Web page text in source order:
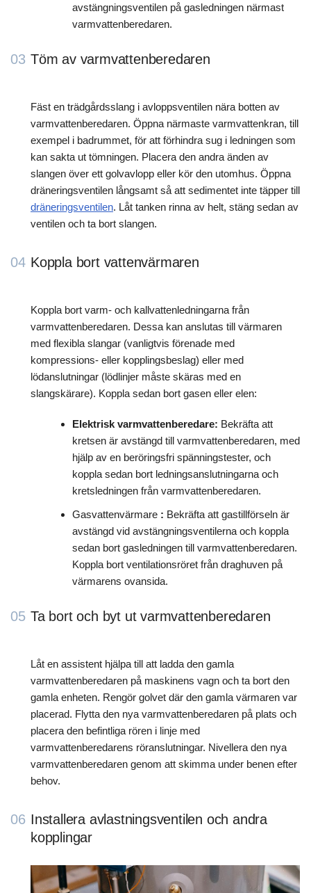
avstängningsventilen på gasledningen närmast
varmvattenberedaren.
03 Töm av varmvattenberedaren
Fäst en trädgårdsslang i avloppsventilen nära botten av
varmvattenberedaren. Öppna närmaste varmvattenkran, till
exempel i badrummet, för att förhindra sug i ledningen som
kan sakta ut tömningen. Placera den andra änden av
slangen över ett golvavlopp eller kör den utomhus. Öppna
dräneringsventilen långsamt så att sedimentet inte täpper till
dräneringsventilen. Låt tanken rinna av helt, stäng sedan av
ventilen och ta bort slangen.
04 Koppla bort vattenvärmaren
Koppla bort varm- och kallvattenledningarna från
varmvattenberedaren. Dessa kan anslutas till värmaren
med flexibla slangar (vanligtvis förenade med
kompressions- eller kopplingsbeslag) eller med
lödanslutningar (lödlinjer måste skäras med en
slangskärare). Koppla sedan bort gasen eller elen:
Elektrisk varmvattenberedare: Bekräfta att
kretsen är avstängd till varmvattenberedaren, med
hjälp av en beröringsfri spänningstester, och
koppla sedan bort ledningsanslutningarna och
kretsledningen från varmvattenberedaren.
Gasvattenvärmare : Bekräfta att gastillförseln är
avstängd vid avstängningsventilerna och koppla
sedan bort gasledningen till varmvattenberedaren.
Koppla bort ventilationsröret från draghuven på
värmarens ovansida.
05 Ta bort och byt ut varmvattenberedaren
Låt en assistent hjälpa till att ladda den gamla
varmvattenberedaren på maskinens vagn och ta bort den
gamla enheten. Rengör golvet där den gamla värmaren var
placerad. Flytta den nya varmvattenberedaren på plats och
placera den befintliga rören i linje med
varmvattenberedarens röranslutningar. Nivellera den nya
varmvattenberedaren genom att skimma under benen efter
behov.
06 Installera avlastningsventilen och andra
kopplingar